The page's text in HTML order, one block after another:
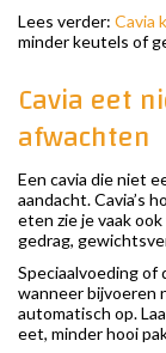
Lees verder: Cavia
minder keutels of
Cavia eet
afwachten
Een cavia die niet
aandacht. Cavia’s
eten zie je vaak
gedrag,
Speciaalvoeding of
wanneer bijvoeren
automatisch op.
eet, minder hooi